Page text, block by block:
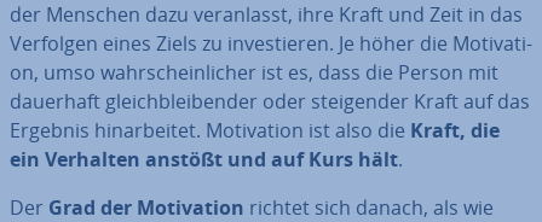
der Menschen dazu ver­an­lasst, ihre Kraft und Zeit in das
Verfolgen eines Ziels zu in­ves­tie­ren. Je höher die Mo­ti­va­ti­
on, umso wahr­schein­li­cher ist es, dass die Person mit
dauerhaft gleich­blei­ben­der oder stei­gen­der Kraft auf das
Ergebnis hin­ar­bei­tet. Mo­ti­va­ti­on ist also die Kraft, die
ein Verhalten anstößt und auf Kurs hält.
Der Grad der Mo­ti­va­ti­on richtet sich danach, als wie